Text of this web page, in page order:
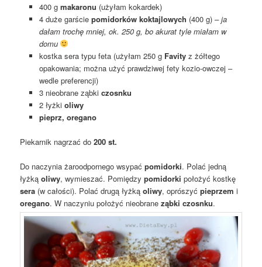
400 g makaronu (użyłam kokardek)
4 duże garście pomidorków koktajlowych (400 g) – ja
dałam trochę mniej, ok. 250 g, bo akurat tyle miałam w
domu
kostka sera typu feta (użyłam 250 g Favityz żółtego
opakowania; można użyć prawdziwej fety kozio-owczej –
wedle preferencji)
3 nieobrane ząbki czosnku
2 łyżki oliwy
pieprz, oregano
Piekarnik nagrzać do200 st.
Do naczynia żaroodpornego wsypaćpomidorki. Polać jedną
łyżkąoliwy, wymieszać. Pomiędzy pomidorki położyć kostkę
sera (w całości). Polać drugą łyżkąoliwy, oprószyć pieprzem i
oregano. W naczyniu położyć nieobraneząbki czosnku.